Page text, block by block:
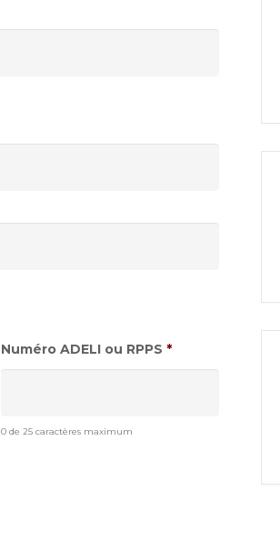
Numéro ADELI ou RPPS *
0 de 25 caractères maximum